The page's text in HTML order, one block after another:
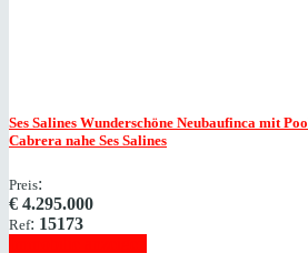
Ses Salines Wunderschöne Neubaufinca mit
Cabrera nahe Ses Salines
Preis:
€ 4.295.000
Ref: 15173